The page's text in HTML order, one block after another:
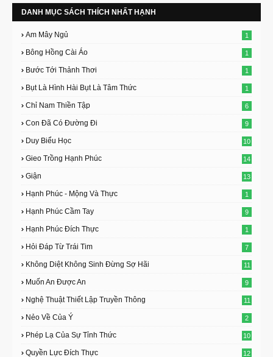
DANH MỤC SÁCH THÍCH NHẤT HẠNH
Am Mây Ngủ 1
Bông Hồng Cài Áo 1
Bước Tới Thảnh Thơi 1
Bụt Là Hình Hài Bụt Là Tâm Thức 1
Chỉ Nam Thiền Tập 6
Con Đã Có Đường Đi 9
Duy Biểu Học 10
Gieo Trồng Hạnh Phúc 14
Giận 13
Hạnh Phúc - Mộng Và Thực 1
Hạnh Phúc Cầm Tay 9
Hạnh Phúc Đích Thực 1
Hỏi Đáp Từ Trái Tim 7
Không Diệt Không Sinh Đừng Sợ Hãi 11
Muốn An Được An 9
Nghệ Thuật Thiết Lập Truyền Thông 11
Nẻo Về Của Ý 2
Phép Lạ Của Sự Tỉnh Thức 10
Quyền Lực Đích Thực 12